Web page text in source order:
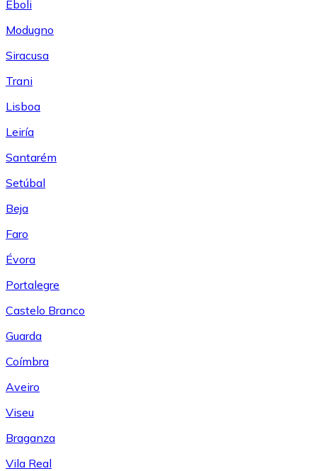
Eboli
Modugno
Siracusa
Trani
Lisboa
Leiría
Santarém
Setúbal
Beja
Faro
Évora
Portalegre
Castelo Branco
Guarda
Coímbra
Aveiro
Viseu
Braganza
Vila Real